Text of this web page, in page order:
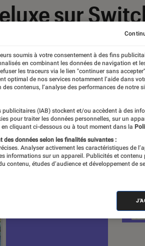
sur
VOIR
soumis à votre consentement à des fins
en combinant les données de navigation et
les traceurs via le lien "continuer sans
optimal de nos services notamment l’aide dans
contenus, l’analyse des performances de notre
publicitaires (IAB) stockent et/ou accèdent à des
pour traiter les données personnelles, sur un
cliquant ci-dessous ou à tout moment dans la
données selon les finalités suivantes :
Analyser activement les caractéristiques de
informations sur un appareil. Publicités et contenu
contenu, études d’audience et développement de